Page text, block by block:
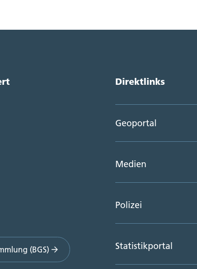
(BGS)
Direktlinks
Geoportal
Medien
Polizei
Statistikportal